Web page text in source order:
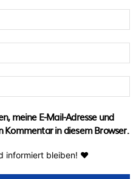
meine E-Mail-Adresse und
Kommentar in diesem Browser.
informiert bleiben! ♥